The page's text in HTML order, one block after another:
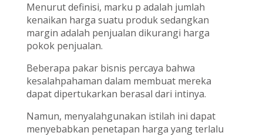
Menurut definisi, marku p adalah jumlah
kenaikan harga suatu produk sedangkan
margin adalah penjualan dikurangi harga
pokok penjualan.
Beberapa pakar bisnis percaya bahwa
kesalahpahaman dalam membuat mereka
dapat dipertukarkan berasal dari intinya.
Namun, menyalahgunakan istilah ini dapat
menyebabkan penetapan harga yang terlalu